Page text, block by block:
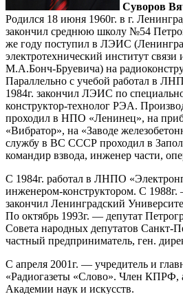
Суворов
Родился 18 июня 1960г. в г.
закончил среднюю школу №54
же году поступил в ЛЭИС
электротехнический институт связи
М.А.Бонч-Бруевича) на
Параллельно с учебой работал в
1984г. закончил ЛЭИС по
конструктор-технолог РЭА.
проходил в НПО «Ленинец», на
«Вибратор», на «Заводе
службу в ВС СССР проходил в
командир взвода, инженер части,
С 1984г. работал в ЛНПО
инженером-конструктором. С
закончил Ленинградский
По октябрь 1993г. — депутат
Совета народных депутатов Санкт-
частный предприниматель, ген.
С апреля 2001г. — учредитель и
«Радиогазеты «Слово». Член КПРФ,
Академии наук и искусств.